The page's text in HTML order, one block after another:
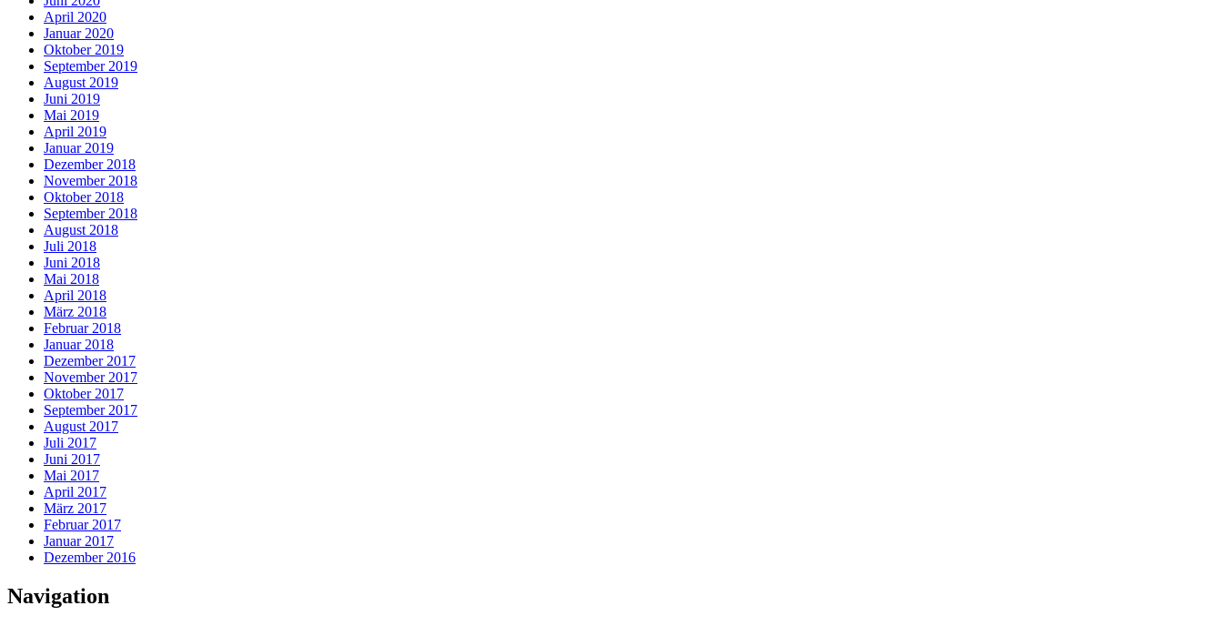
April 2020
Januar 2020
Oktober 2019
September 2019
August 2019
Juni 2019
Mai 2019
April 2019
Januar 2019
Dezember 2018
November 2018
Oktober 2018
September 2018
August 2018
Juli 2018
Juni 2018
Mai 2018
April 2018
März 2018
Februar 2018
Januar 2018
Dezember 2017
November 2017
Oktober 2017
September 2017
August 2017
Juli 2017
Juni 2017
Mai 2017
April 2017
März 2017
Februar 2017
Januar 2017
Dezember 2016
Navigation